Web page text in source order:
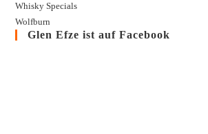
Whisky Specials
Wolfburn
Glen Efze ist auf Facebook